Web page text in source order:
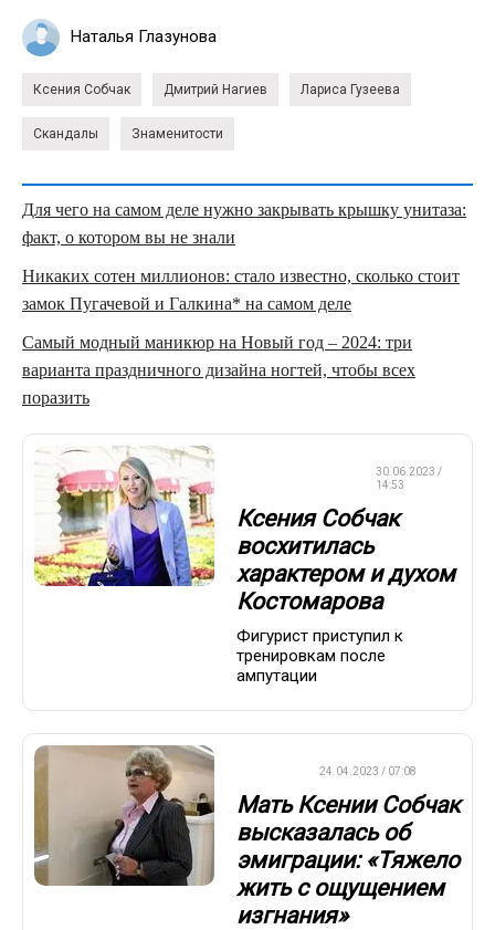
Наталья Глазунова
Ксения Собчак Дмитрий Нагиев Лариса Гузеева
Скандалы Знаменитости
Для чего на самом деле нужно закрывать крышку унитаза:
факт, о котором вы не знали
Никаких сотен миллионов: стало известно, сколько стоит
замок Пугачевой и Галкина* на самом деле
Самый модный маникюр на Новый год – 2024: три
варианта праздничного дизайна ногтей, чтобы всех
поразить
30.06.2023 /
14:53
Ксения Собчак
восхитилась
характером и духом
Костомарова
Фигурист приступил к
тренировкам после
ампутации
24.04.2023 / 07:08
Мать Ксении Собчак
высказалась об
эмиграции: «Тяжело
жить с ощущением
изгнания»